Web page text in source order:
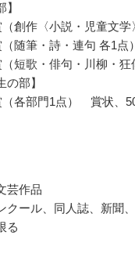
】
（創作〈小説・児童文
（随筆・詩・連句 各1
（短歌・俳句・川柳・
の部】
（各部門1点） 賞状、
芸作品
クール、同人誌、新聞
る